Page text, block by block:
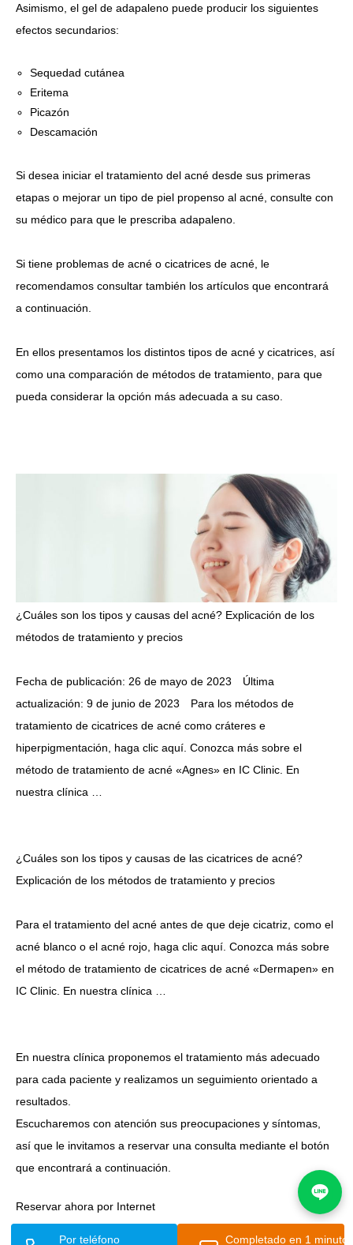
Asimismo, el gel de adapaleno puede producir los siguientes
efectos secundarios:
Sequedad cutánea
Eritema
Picazón
Descamación
Si desea iniciar el tratamiento del acné desde sus primeras
etapas o mejorar un tipo de piel propenso al acné, consulte con
su médico para que le prescriba adapaleno.
Si tiene problemas de acné o cicatrices de acné , le
recomendamos consultar también los artículos que encontrará
a continuación.
En ellos presentamos los distintos tipos de acné y cicatrices, así
como una comparación de métodos de tratamiento, para que
pueda considerar la opción más adecuada a su caso.
¿Cuáles son los tipos y causas del acné? Explicación de los
métodos de tratamiento y precios
Fecha de publicación: 26 de mayo de 2023 Última
actualización: 9 de junio de 2023 Para los métodos de
tratamiento de cicatrices de acné como cráteres e
hiperpigmentación, haga clic aquí. Conozca más sobre el
método de tratamiento de acné «Agnes» en IC Clinic. En
nuestra clínica …
¿Cuáles son los tipos y causas de las cicatrices de acné?
Explicación de los métodos de tratamiento y precios
Para el tratamiento del acné antes de que deje cicatriz, como el
acné blanco o el acné rojo, haga clic aquí. Conozca más sobre
el método de tratamiento de cicatrices de acné «Dermapen» en
IC Clinic. En nuestra clínica …
En nuestra clínica proponemos el tratamiento más adecuado
para cada paciente y realizamos un seguimiento orientado a
resultados.
Escucharemos con atención sus preocupaciones y síntomas,
así que le invitamos a reservar una consulta mediante el botón
que encontrará a continuación.
Reservar ahora por Internet
Por teléfono Completado en 1 minuto